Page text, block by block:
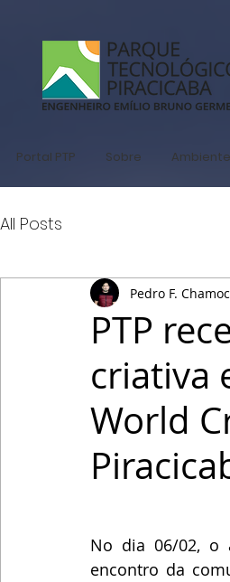
Portal PTP Sobre
All Posts
PTP
criativa
World
Pedro F.
No dia 06/02, o
encontro da